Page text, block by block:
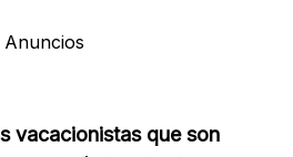
Anuncios
vacacionistas que son